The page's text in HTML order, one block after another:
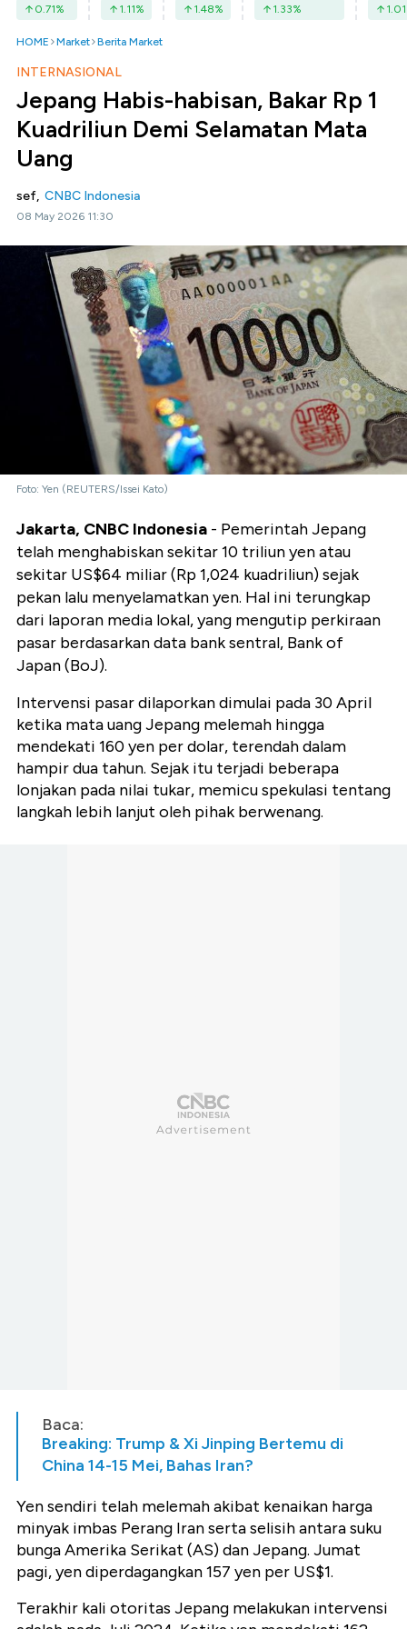
0.71% 1.11% 1.48% 1.33% 1.01
HOME Market Berita Market
INTERNASIONAL
Jepang Habis-habisan, Bakar Rp 1
Kuadriliun Demi Selamatan Mata
Uang
sef, CNBC Indonesia
08 May 2026 11:30
Foto: Yen (REUTERS/Issei Kato)
Jakarta, CNBC Indonesia - Pemerintah Jepang
telah menghabiskan sekitar 10 triliun yen atau
sekitar US$64 miliar (Rp 1,024 kuadriliun) sejak
pekan lalu menyelamatkan yen. Hal ini terungkap
dari laporan media lokal, yang mengutip perkiraan
pasar berdasarkan data bank sentral, Bank of
Japan (BoJ).
Intervensi pasar dilaporkan dimulai pada 30 April
ketika mata uang Jepang melemah hingga
mendekati 160 yen per dolar, terendah dalam
hampir dua tahun. Sejak itu terjadi beberapa
lonjakan pada nilai tukar, memicu spekulasi tentang
langkah lebih lanjut oleh pihak berwenang.
Baca:
Breaking: Trump & Xi Jinping Bertemu di
China 14-15 Mei, Bahas Iran?
Yen sendiri telah melemah akibat kenaikan harga
minyak imbas Perang Iran serta selisih antara suku
bunga Amerika Serikat (AS) dan Jepang. Jumat
pagi, yen diperdagangkan 157 yen per US$1.
Terakhir kali otoritas Jepang melakukan intervensi